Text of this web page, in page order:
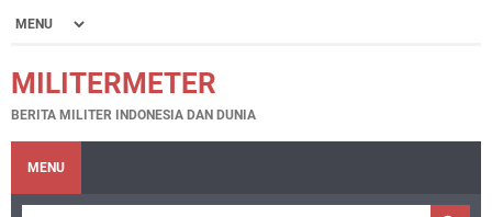
MILITERMETER
BERITA MILITER INDONESIA DAN DUNIA
MENU